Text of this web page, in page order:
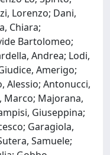
Lorenzo; Dani,
Chiara;
Bartolomeo;
Andrea; Lodi,
Amerigo;
Alessio; Antonucci,
Marco; Majorana,
Giuseppina;
Garagiola,
Samuele;